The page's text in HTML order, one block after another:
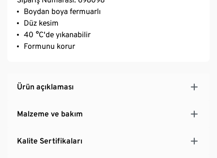
Boydan boya fermuarlı
Düz kesim
40 °C'de yıkanabilir
Formunu korur
Ürün açıklaması
Malzeme ve bakım
Kalite Sertifikaları